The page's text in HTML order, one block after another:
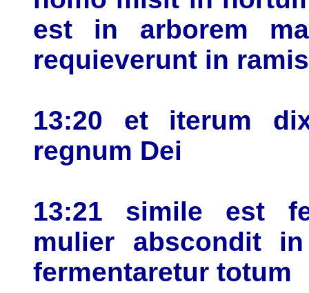
est in arborem
requieverunt in
13:20 et iterum
regnum Dei
13:21 simile est
mulier abscondit
fermentaretur totum